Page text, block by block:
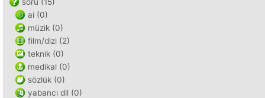
ai (0)
müzik (0)
film/dizi (2)
teknik (0)
medikal (0)
sözlük (0)
yabancı dil (0)